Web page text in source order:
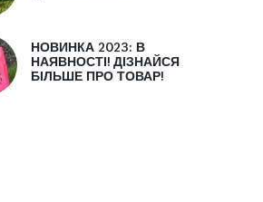
НОВИНКА 2023: В
НАЯВНОСТІ! ДІЗНАЙСЯ
БІЛЬШЕ ПРО ТОВАР!